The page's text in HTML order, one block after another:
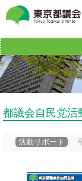
都議会自民党活
活動リポート